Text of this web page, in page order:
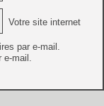
Votre site internet
par e-mail.
e-mail.